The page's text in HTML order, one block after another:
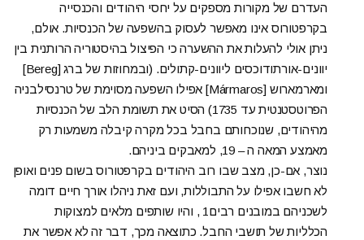
העדרם של מקורות מספקים על יחסי היהודים והכנסייה
בקרפטורוס אינו מאפשר לעסוק בהשפעה של הכנסיות. אולם,
ניתן אולי להעלות את ההשערה כי הפיצול בהיסטוריה הרותנית בין
יוונים-אורתודוכסים ליוונים-קתולים. (ובמחוזות של ברג [Bereg]
ומארמארוש [Mármaros] אפילו השפעה מסוימת של טרנסילבניה
הפרוטסטנטית עד 1735) הסיט את תשומת הלב של הכנסיות
מהיהודים, שנוכחותם בחבל בכל מקרה קיבלה משמעות רק
מאמצע המאה ה – 19, למאבקים ביניהם.
נוצר, אם-כן, מצב שבו רוב היהודים בקרפטורוס בשום פנים ואופן
לא חשבו אפילו על התבוללות, ועם זאת ניהלו אורך חיים דומה
לשכניהם במובנים רבים1 , והיו שותפים מלאים למצוקות
הכלליות של תושבי החבל. כתוצאה מכך, דבר זה לא אפשר את